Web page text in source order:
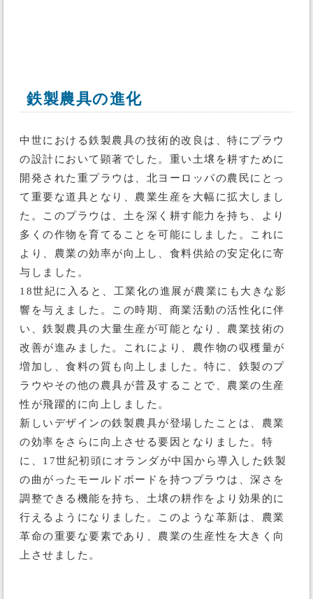
鉄製農具の進化
中世における鉄製農具の技術的改良は、特にプラウ
の設計において顕著でした。重い土壌を耕すために
開発された重プラウは、北ヨーロッパの農民にとっ
て重要な道具となり、農業生産を大幅に拡大しまし
た。このプラウは、土を深く耕す能力を持ち、より
多くの作物を育てることを可能にしました。これに
より、農業の効率が向上し、食料供給の安定化に寄
与しました。
18世紀に入ると、工業化の進展が農業にも大きな影
響を与えました。この時期、商業活動の活性化に伴
い、鉄製農具の大量生産が可能となり、農業技術の
改善が進みました。これにより、農作物の収穫量が
増加し、食料の質も向上しました。特に、鉄製のプ
ラウやその他の農具が普及することで、農業の生産
性が飛躍的に向上しました。
新しいデザインの鉄製農具が登場したことは、農業
の効率をさらに向上させる要因となりました。特
に、17世紀初頭にオランダが中国から導入した鉄製
の曲がったモールドボードを持つプラウは、深さを
調整できる機能を持ち、土壌の耕作をより効果的に
行えるようになりました。このような革新は、農業
革命の重要な要素であり、農業の生産性を大きく向
上させました。